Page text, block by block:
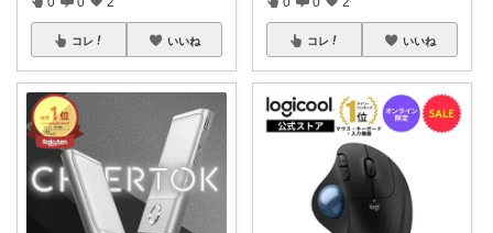
コレ いいね コレ いいね